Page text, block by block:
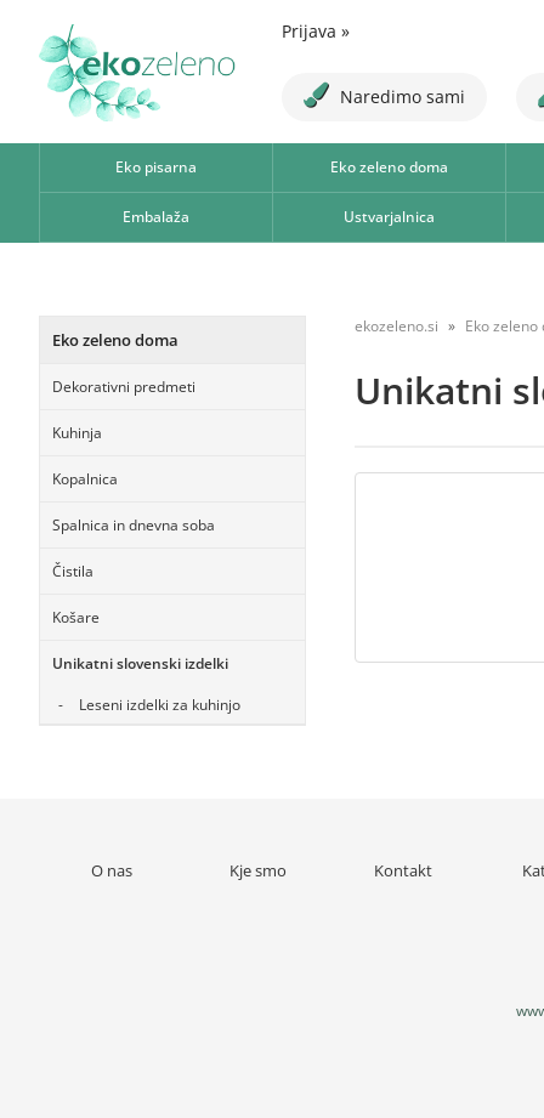
Prijava »
Naredimo sami
Eko pisarna Eko zeleno doma
Embalaža Ustvarjalnica
Eko zeleno doma
Dekorativni predmeti
Kuhinja
Kopalnica
Spalnica in dnevna soba
Čistila
Košare
Unikatni slovenski izdelki
Leseni izdelki za kuhinjo
ekozeleno.si Eko zeleno
Unikatni
O nas Kje smo Kontakt